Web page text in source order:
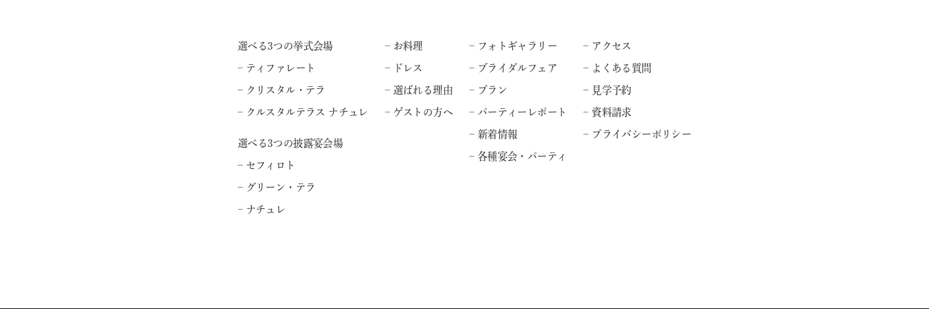
選べる3つの挙式会場
– ティファレート
– クリスタル・テラ
– クルスタルテラス ナチュレ
選べる3つの披露宴会場
– セフィロト
– グリーン・テラ
– ナチュレ
– お料理
– ドレス
– 選ばれる理由
– ゲストの方へ
– フォトギャラリー
– ブライダルフェア
– プラン
– パーティーレポート
– 新着情報
– 各種宴会・パーティ
– アクセス
– よくある質問
– 見学予約
– 資料請求
– プライバシーポリシー